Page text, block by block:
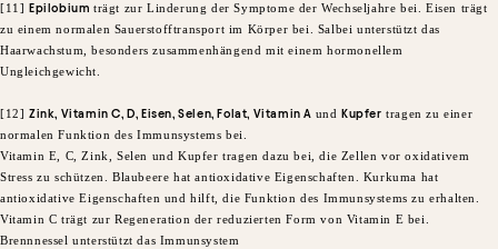
[11] Epilobium trägt zur Linderung der Symptome der Wechseljahre bei. Eisen trägt
zu einem normalen Sauerstofftransport im Körper bei. Salbei unterstützt das
Haarwachstum, besonders zusammenhängend mit einem hormonellem
Ungleichgewicht.
[12] Zink, Vitamin C, D, Eisen, Selen, Folat, Vitamin A undKupfer tragen zu einer
normalen Funktion des Immunsystems bei.
Vitamin E, C, Zink, Selen und Kupfer tragen dazu bei, die Zellen vor oxidativem
Stress zu schützen. Blaubeere hat antioxidative Eigenschaften. Kurkuma hat
antioxidative Eigenschaften und hilft, die Funktion des Immunsystems zu erhalten.
Vitamin C trägt zur Regeneration der reduzierten Form von Vitamin E bei.
Brennnessel unterstützt das Immunsystem